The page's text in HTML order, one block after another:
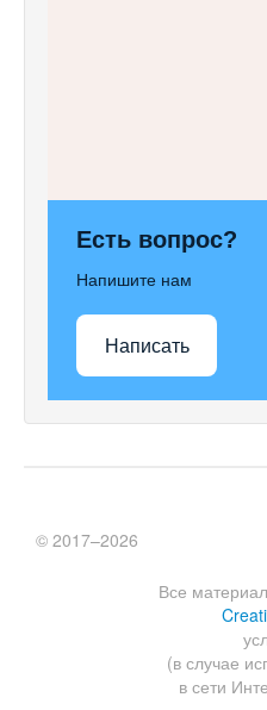
Есть вопрос?
Напишите нам
Написать
Все
(в случае
в сети
© 2017–2026